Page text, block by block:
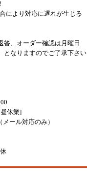
により対応に遅れが生じる
、オーダー確認は月曜日
となりますのでご了承下さい
休業]
ール対応のみ）